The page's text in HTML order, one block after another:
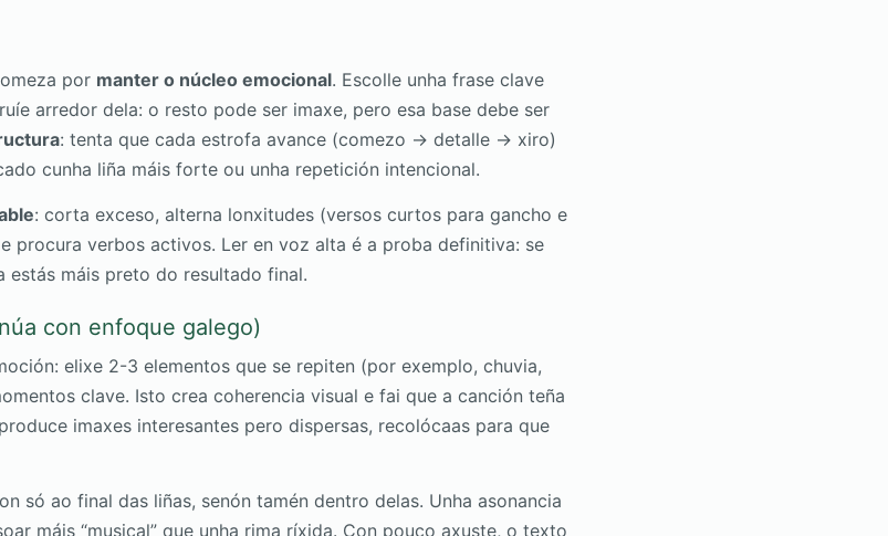
por manter o núcleo emocional. Escolle unha frase clave
arredor dela: o resto pode ser imaxe, pero esa base debe ser
: tenta que cada estrofa avance (comezo → detalle → xiro)
cunha liña máis forte ou unha repetición intencional.
: corta exceso, alterna lonxitudes (versos curtos para gancho e
procura verbos activos. Ler en voz alta é a proba definitiva: se
estás máis preto do resultado final.
con enfoque galego)
elixe 2-3 elementos que se repiten (por exemplo, chuvia,
clave. Isto crea coherencia visual e fai que a canción teña
imaxes interesantes pero dispersas, recolócaas para que
só ao final das liñas, senón tamén dentro delas. Unha asonancia
máis “musical” que unha rima ríxida. Con pouco axuste, o texto